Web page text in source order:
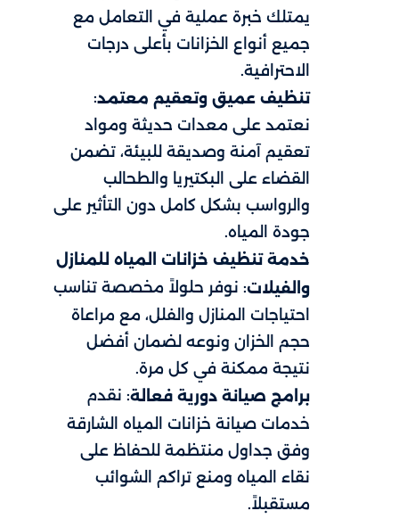
يمتلك خبرة عملية في التعامل مع
جميع أنواع الخزانات بأعلى درجات
الاحترافية.
تنظيف عميق وتعقيم معتمد:
نعتمد على معدات حديثة ومواد
تعقيم آمنة وصديقة للبيئة، تضمن
القضاء على البكتيريا والطحالب
والرواسب بشكل كامل دون التأثير على
جودة المياه.
خدمة تنظيف خزانات المياه للمنازل
والفيلات: نوفر حلولاً مخصصة تناسب
احتياجات المنازل والفلل، مع مراعاة
حجم الخزان ونوعه لضمان أفضل
نتيجة ممكنة في كل مرة.
برامج صيانة دورية فعالة: نقدم
خدمات صيانة خزانات المياه الشارقة
وفق جداول منتظمة للحفاظ على
نقاء المياه ومنع تراكم الشوائب
مستقبلاً.